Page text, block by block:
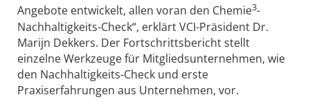
Angebote entwickelt, allen voran den Chemie3-
Nachhaltigkeits-Check“, erklärt VCI-Präsident Dr.
Marijn Dekkers. Der Fortschrittsbericht stellt
einzelne Werkzeuge für Mitgliedsunternehmen, wie
den Nachhaltigkeits-Check und erste
Praxiserfahrungen aus Unternehmen, vor.